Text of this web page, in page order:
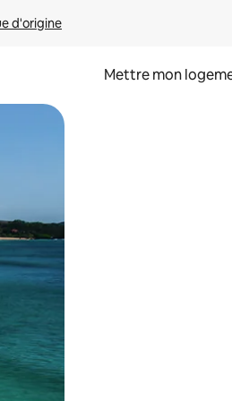
d'origine
Mettre mon
glisser.